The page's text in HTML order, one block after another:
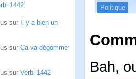
1442
sur
Il y a bien un
sur Ça va dégommer
sur Verbi 1442
Politique
Bah,